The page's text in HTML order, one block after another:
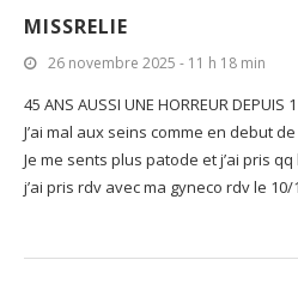
MISSRELIE
26 novembre 2025 - 11 h 18 min
45 ANS AUSSI UNE HORREUR DEPUIS
J’ai mal aux seins comme en debut
Je me sents plus patode et j’ai pris qq
j’ai pris rdv avec ma gyneco rdv le 10/